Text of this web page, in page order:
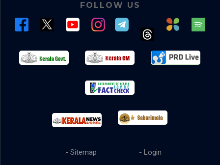
FOLLOW US
- Login
- Sitemap